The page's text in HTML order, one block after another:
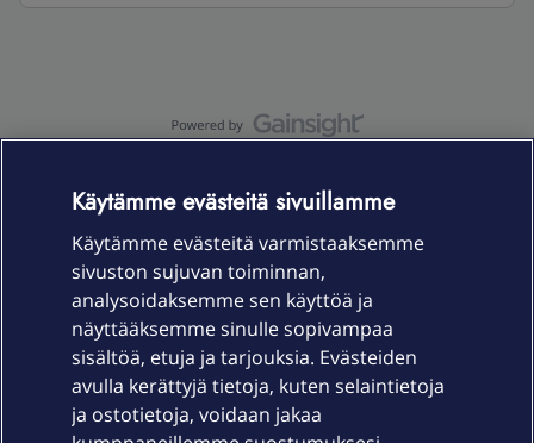
Laitteet & liittymät
Palvelut
Käytämme evästeitä sivuillamme
Käytämme evästeitä varmistaaksemme
sivuston sujuvan toiminnan,
analysoidaksemme sen käyttöä ja
näyttääksemme sinulle sopivampaa
sisältöä, etuja ja tarjouksia. Evästeiden
avulla kerättyjä tietoja, kuten selaintietoja
ja ostotietoja, voidaan jakaa